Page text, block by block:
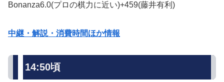
Bonanza6.0(プロの棋力に近い)+459(藤井有利)
中継・解説・消費時間ほか情報
14:50頃